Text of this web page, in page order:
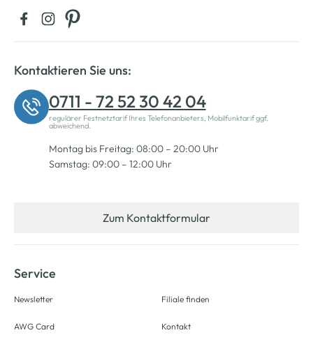
Kontaktieren Sie uns:
0711 - 72 52 30 42 04
regulärer Festnetztarif Ihres Telefonanbieters, Mobilfunktarif ggf.
abweichend.
Montag bis Freitag: 08:00 – 20:00 Uhr
Samstag: 09:00 – 12:00 Uhr
Zum Kontaktformular
Service
Newsletter
AWG Card
Filiale finden
Kontakt